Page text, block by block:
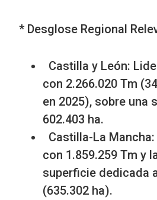
* Desglose Regional
Castilla y León:
con 2.266.020 Tm
en 2025), sobre una
602.403 ha.
Castilla-La
con 1.859.259 Tm y
superficie dedicada
(635.302 ha).